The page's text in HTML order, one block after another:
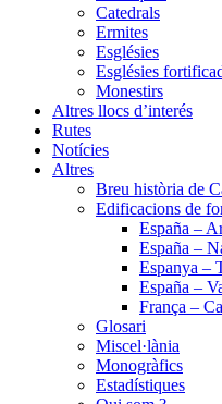
Catedrals
Ermites
Esglésies
Esglésies
Monestirs
Altres llocs d’interés
Rutes
Notícies
Altres
Breu història de
Edificacions de
España –
España –
Espanya –
España –
França –
Glosari
Miscel·lània
Monogràfics
Estadístiques